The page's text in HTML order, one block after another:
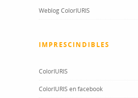
Weblog ColorIURIS
IMPRESCINDIBLES
ColorIURIS
ColorIURIS en facebook